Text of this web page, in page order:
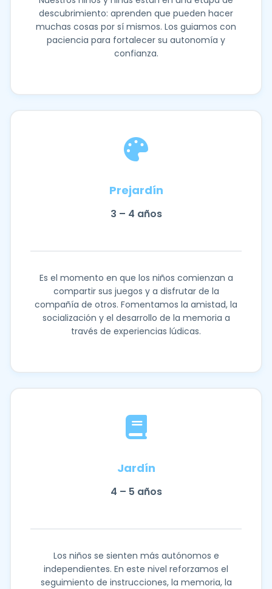
descubrimiento: aprenden que pueden hacer
muchas cosas por sí mismos. Los guiamos con
paciencia para fortalecer su autonomía y
confianza.
Prejardín
3 – 4 años
Es el momento en que los niños comienzan a
compartir sus juegos y a disfrutar de la
compañía de otros. Fomentamos la amistad, la
socialización y el desarrollo de la memoria a
través de experiencias lúdicas.
Jardín
4 – 5 años
Los niños se sienten más autónomos e
independientes. En este nivel reforzamos el
seguimiento de instrucciones, la memoria, la